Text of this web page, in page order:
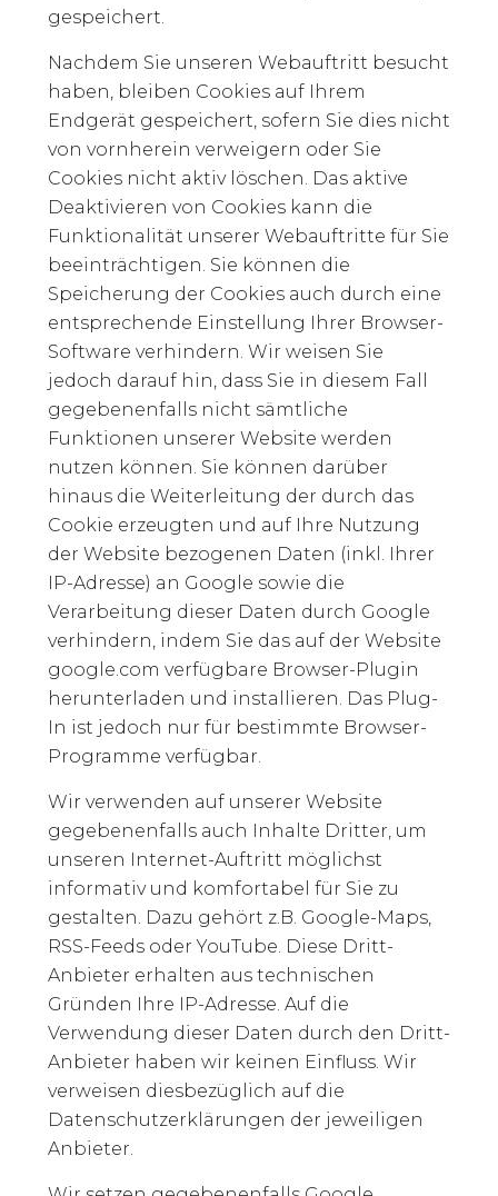
gespeichert.
Nachdem Sie unseren Webauftritt besucht
haben, bleiben Cookies auf Ihrem
Endgerät gespeichert, sofern Sie dies nicht
von vornherein verweigern oder Sie
Cookies nicht aktiv löschen. Das aktive
Deaktivieren von Cookies kann die
Funktionalität unserer Webauftritte für Sie
beeinträchtigen. Sie können die
Speicherung der Cookies auch durch eine
entsprechende Einstellung Ihrer Browser-
Software verhindern. Wir weisen Sie
jedoch darauf hin, dass Sie in diesem Fall
gegebenenfalls nicht sämtliche
Funktionen unserer Website werden
nutzen können. Sie können darüber
hinaus die Weiterleitung der durch das
Cookie erzeugten und auf Ihre Nutzung
der Website bezogenen Daten (inkl. Ihrer
IP-Adresse) an Google sowie die
Verarbeitung dieser Daten durch Google
verhindern, indem Sie das auf der Website
google.com verfügbare Browser-Plugin
herunterladen und installieren. Das Plug-
In ist jedoch nur für bestimmte Browser-
Programme verfügbar.
Wir verwenden auf unserer Website
gegebenenfalls auch Inhalte Dritter, um
unseren Internet-Auftritt möglichst
informativ und komfortabel für Sie zu
gestalten. Dazu gehört z.B. Google-Maps,
RSS-Feeds oder YouTube. Diese Dritt-
Anbieter erhalten aus technischen
Gründen Ihre IP-Adresse. Auf die
Verwendung dieser Daten durch den Dritt-
Anbieter haben wir keinen Einfluss. Wir
verweisen diesbezüglich auf die
Datenschutzerklärungen der jeweiligen
Anbieter.